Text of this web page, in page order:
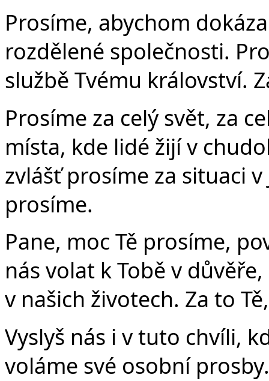
Prosíme, abychom
rozdělené společnosti.
službě Tvému království.
Prosíme za celý svět, za
místa, kde lidé žijí v
zvlášť prosíme za situaci v
prosíme.
Pane, moc Tě prosíme,
nás volat k Tobě v
v našich životech. Za to
Vyslyš nás i v tuto chvíli,
voláme své osobní prosby.